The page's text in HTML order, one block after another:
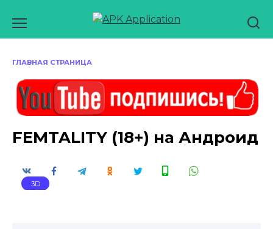
содержанию
ГЛАВНАЯ СТРАНИЦА
FEMTALITY (18+) на Андроид
3D